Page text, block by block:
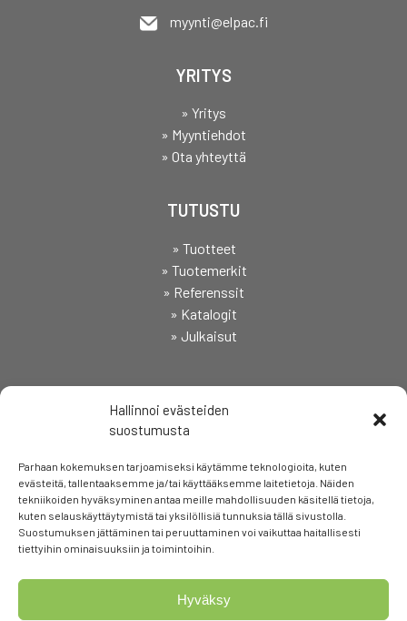
Hallinnoi evästeiden
suostumusta
Parhaan kokemuksen tarjoamiseksi käytämme teknologioita, kuten
evästeitä, tallentaaksemme ja/tai käyttääksemme laitetietoja. Näiden
tekniikoiden hyväksyminen antaa meille mahdollisuuden käsitellä tietoja,
kuten selauskäyttäytymistä tai yksilöllisiä tunnuksia tällä sivustolla.
Suostumuksen jättäminen tai peruuttaminen voi vaikuttaa haitallisesti
tiettyihin ominaisuuksiin ja toimintoihin.
Hyväksy
myynti@elpac.fi
YRITYS
» Yritys
» Myyntiehdot
» Ota yhteyttä
TUTUSTU
» Tuotteet
» Tuotemerkit
» Referenssit
» Katalogit
» Julkaisut
SEURAA